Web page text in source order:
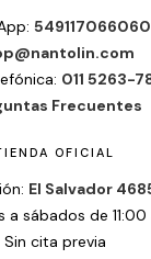
011 5263-
Frecuentes
OFICIAL
El Salvador
a sábados de
Sin cita previa